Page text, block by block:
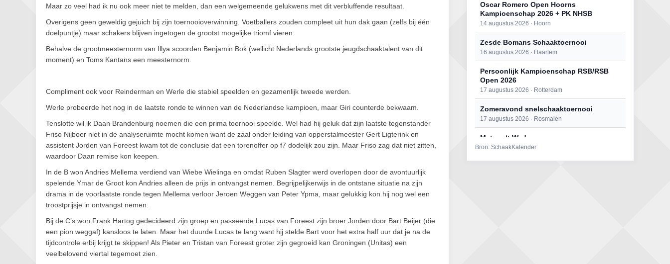
Maar zo veel had ik nu ook meer niet te melden, dan een welgemeende gelukwens met dit verbluffende resultaat.
Overigens geen geweldig gejuich bij zijn toernooioverwinning. Voetballers zouden compleet uit hun dak gaan (zelfs bij één
doelpuntje) maar schakers blijven ingetogen de grootst mogelijke triomf vieren.
Behalve de grootmeesternorm van Illya scoorden Benjamin Bok (wellicht Nederlands grootste jeugdschaaktalent van dit
moment) en Toms Kantans een meesternorm.
Compliment ook voor Reinderman en Werle die stabiel speelden en gezamenlijk tweede werden.
Werle probeerde het nog in de laatste ronde te winnen van de Nederlandse kampioen, maar Giri counterde bekwaam.
Tenslotte wil ik Daan Brandenburg noemen die een prima toernooi speelde. Wel had hij geluk dat zijn laatste tegenstander
Friso Nijboer niet in de analyseruimte mocht komen want de zaal onder leiding van opperstalmeester Gert Ligterink en
assistent Jorden van Foreest kwam tot de conclusie dat een torenoffer op f7 dodelijk zou zijn. Maar Friso zag dat niet zitten,
waardoor Daan remise kon keepen.
In de B won Andries Mellema verdiend van Wiebe Wielinga en omdat Ruben Slagter werd overlopen door de avontuurlijk
spelende Ymar de Groot kon Andries alleen de prijs in ontvangst nemen. Begrijpelijkerwijs in de ontstane situatie na zijn
drama in de voorlaatste ronde tegen Mellema verloor Jeroen Weggen van Peter Ypma, maar gelukkig kon hij nog wel een
troostprijsje in ontvangst nemen.
Bij de C’s won Frank Hartog gedecideerd zijn groep en passeerde Lucas van Foreest zijn broer Jorden door Bart Beijer (die
een pion weggaf) kansloos te laten. Maar het duurde Lucas te lang want hij stelde Bart voor het extra half uur dat je na de
tijdcontrole erbij krijgt te skippen! Als Pieter en Tristan van Foreest groter zijn gegroeid kan Groningen (Unitas) een
veelbelovend viertal tegemoet zien.
Oscar Romero Open Hoorns
Kampioenschap 2026 + PK NHSB
14 augustus 2026 · Hoorn
Zesde Bomans Schaaktoernooi
16 augustus 2026 · Haarlem
Persoonlijk Kampioenschap RSB/RSB
Open 2026
17 augustus 2026 · Rotterdam
Zomeravond snelschaaktoernooi
17 augustus 2026 · Rosmalen
Mat op ‘t Wad
22 augustus 2026 · Den Burg, Texel
Bron: SchaakKalender